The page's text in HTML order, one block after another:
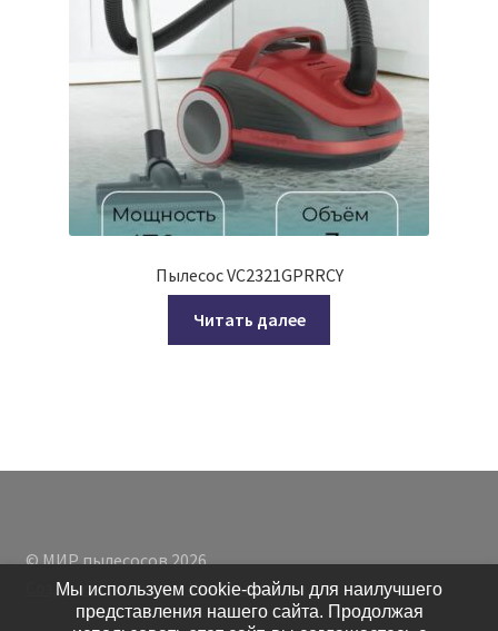
Пылесос VC2321GPRRCY
Читать далее
© МИР пылесосов 2026
Создано с помощью WooCommerce
Мы используем cookie-файлы для наилучшего
представления нашего сайта. Продолжая